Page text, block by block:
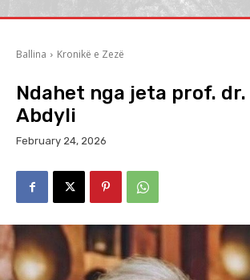
Ballina Kronikë e Zezë
Ndahet nga jeta prof. dr.
Abdyli
February 24, 2026